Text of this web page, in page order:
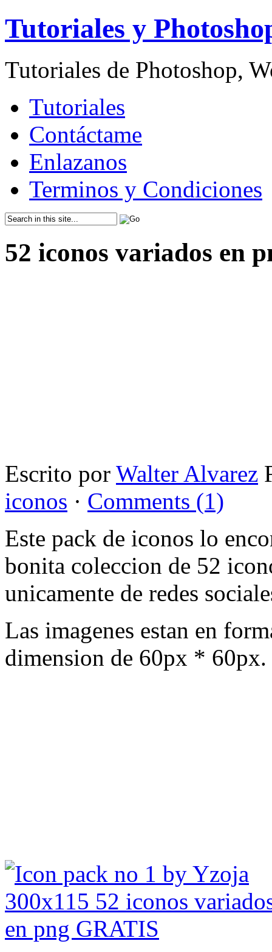
Tutoriales y
Tutoriales de Photoshop,
Tutoriales
Contáctame
Enlazanos
Terminos y Condiciones
52 iconos variados en
Escrito por Walter Alvarez
iconos · Comments (1)
Este pack de iconos lo
bonita coleccion de 52
unicamente de redes
Las imagenes estan en
dimension de 60px * 60px.